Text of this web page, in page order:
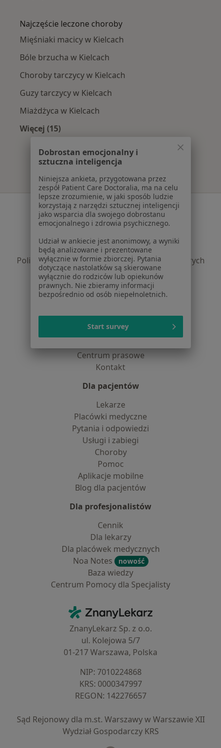
Najczęście leczone choroby
Mięśniaki macicy w Kielcach
Bóle brzucha w Kielcach
Choroby tarczycy w Kielcach
Guzy tarczycy w Kielcach
Miażdżyca w Kielcach
Więcej (15)
Serwis
Regulamin
Polityka prywatności pacjentów
Polityka prywatności profesjonalistów
Polityka prywatności dla profesjonalistów, których
dane pozyskaliśmy samodzielnie
Polityka cookies
Jak działają wyniki wyszukiwania
Praca Rekrutujemy!
Centrum prasowe
Kontakt
Dla pacjentów
Lekarze
Placówki medyczne
Pytania i odpowiedzi
Usługi i zabiegi
Choroby
Pomoc
Aplikacje mobilne
Blog dla pacjentów
Dla profesjonalistów
Cennik
Dla lekarzy
Dla placówek medycznych
Noa Notes
nowość
Baza wiedzy
Centrum Pomocy dla Specjalisty
ZnanyLekarz - Strona główna
ZnanyLekarz Sp. z o.o.
ul. Kolejowa 5/7
01-217 Warszawa, Polska
NIP: ⁠7010224868
KRS: ⁠0000347997
REGON: ⁠142276657
Sąd Rejonowy dla m.st. Warszawy w Warszawie XII
Wydział Gospodarczy KRS
Dobrostan emocjonalny i
sztuczna inteligencja
Niniejsza ankieta, przygotowana przez
zespół Patient Care Doctoralia, ma na celu
lepsze zrozumienie, w jaki sposób ludzie
korzystają z narzędzi sztucznej inteligencji
jako wsparcia dla swojego dobrostanu
emocjonalnego i zdrowia psychicznego.
Udział w ankiecie jest anonimowy, a wyniki
będą analizowane i prezentowane
wyłącznie w formie zbiorczej. Pytania
dotyczące nastolatków są skierowane
wyłącznie do rodziców lub opiekunów
prawnych. Nie zbieramy informacji
bezpośrednio od osób niepełnoletnich.
Start survey